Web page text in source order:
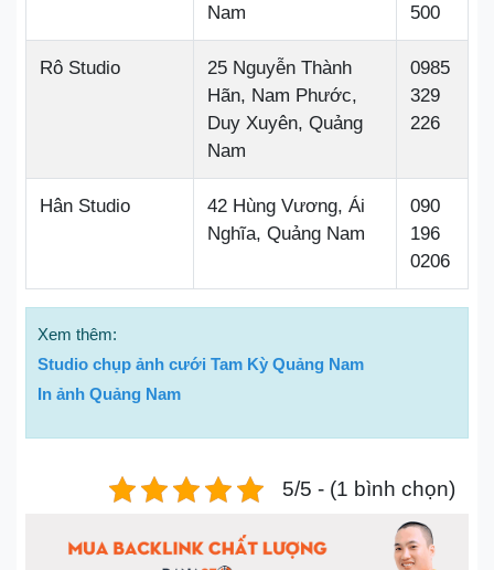
Nam
500
Rô Studio
25 Nguyễn Thành
Hãn, Nam Phước,
Duy Xuyên, Quảng
Nam
0985
329
226
Hân Studio
42 Hùng Vương, Ái
Nghĩa, Quảng Nam
090
196
0206
Xem thêm:
Studio chụp ảnh cưới Tam Kỳ Quảng Nam
In ảnh Quảng Nam
5/5 - (1 bình chọn)